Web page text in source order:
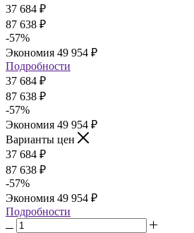
37 684 ₽
87 638 ₽
-57%
Экономия 49 954 ₽
Подробности
37 684 ₽
87 638 ₽
-57%
Экономия 49 954 ₽
Варианты цен
37 684 ₽
87 638 ₽
-57%
Экономия 49 954 ₽
Подробности